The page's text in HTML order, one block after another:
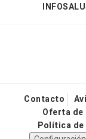
Contacto
Oferta
Política